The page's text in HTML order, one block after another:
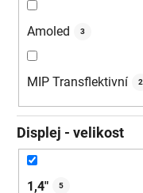
Amoled 3
MIP Transflektivní 2
Displej - velikost
1,4" 5